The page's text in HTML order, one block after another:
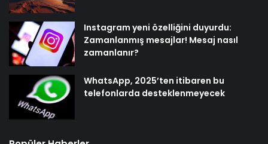
Instagram yeni özelliğini duyurdu:
Zamanlanmış mesajlar! Mesaj nasıl
zamanlanır?
WhatsApp, 2025’ten itibaren bu
telefonlarda desteklenmeyecek